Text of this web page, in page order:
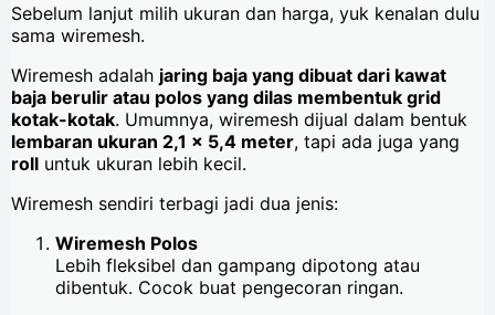
Sebelum lanjut milih ukuran dan harga, yuk kenalan dulu
sama wiremesh.
Wiremesh adalah jaring baja yang dibuat dari kawat
baja berulir atau polos yang dilas membentuk grid
kotak-kotak. Umumnya, wiremesh dijual dalam bentuk
lembaran ukuran 2,1 x 5,4 meter, tapi ada juga yang
roll untuk ukuran lebih kecil.
Wiremesh sendiri terbagi jadi dua jenis:
Wiremesh Polos
Lebih fleksibel dan gampang dipotong atau
dibentuk. Cocok buat pengecoran ringan.